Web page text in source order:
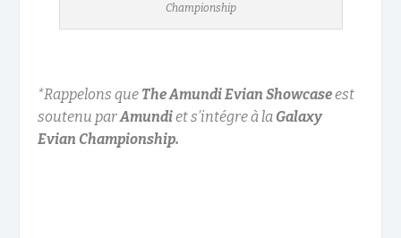
Championship
*Rappelons que The Amundi Evian Showcaseest
soutenu parAmundiet s’intégre à la Galaxy
Evian Championship.